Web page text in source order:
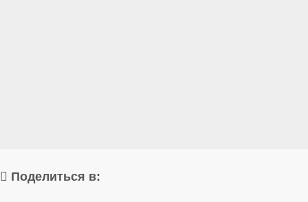
Поделиться в: